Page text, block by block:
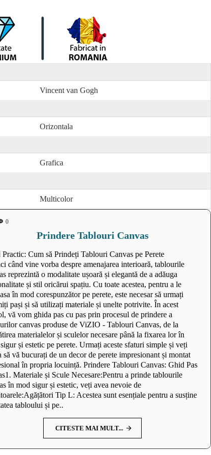
0
Prindere Tablouri Canvas
Practic: Cum să Prindeți Tablouri Canvas pe Perete
când vine vorba despre amenajarea interioară, tablourile
reprezintă o modalitate ușoară și elegantă de a adăuga
și stil oricărui spațiu. Cu toate acestea, pentru a le
în mod corespunzător pe perete, este necesar să urmați
pași și să utilizați materiale și unelte potrivite. În acest
vă vom ghida pas cu pas prin procesul de prindere a
canvas produse de ViZIO - Tablouri Canvas, de la
materialelor și sculelor necesare până la fixarea lor în
și estetic pe perete. Urmați aceste sfaturi simple și veți
să vă bucurați de un decor de perete impresionant și montat
în propria locuință. Prindere Tablouri Canvas: Ghid Pas
Materiale și Scule Necesare:Pentru a prinde tablourile
în mod sigur și estetic, veți avea nevoie de
Tip L: Acestea sunt esențiale pentru a susține
tabloului și pe..
CITESTE MAI MULT...
Vincent van Gogh
Orizontala
Grafica
Multicolor